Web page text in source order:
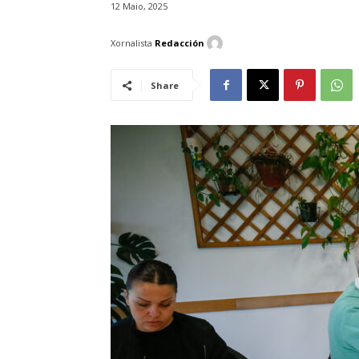
12 Maio, 2025
Xornalista Redacción
Share